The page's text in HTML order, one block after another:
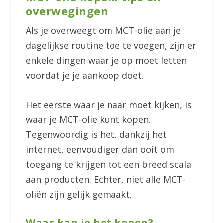
overwegingen
Als je overweegt om MCT-olie aan je
dagelijkse routine toe te voegen, zijn er
enkele dingen waar je op moet letten
voordat je je aankoop doet.
Het eerste waar je naar moet kijken, is
waar je MCT-olie kunt kopen.
Tegenwoordig is het, dankzij het
internet, eenvoudiger dan ooit om
toegang te krijgen tot een breed scala
aan producten. Echter, niet alle MCT-
oliën zijn gelijk gemaakt.